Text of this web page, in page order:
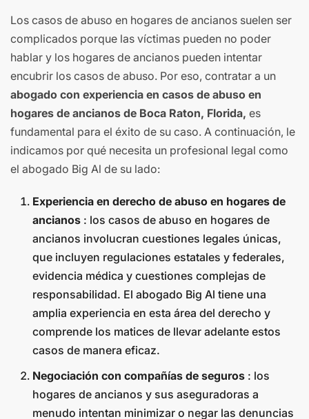
Los casos de abuso en hogares de ancianos suelen ser
complicados porque las víctimas pueden no poder
hablar y los hogares de ancianos pueden intentar
encubrir los casos de abuso. Por eso, contratar a un
abogado con experiencia en casos de abuso en
hogares de ancianos de Boca Raton, Florida, es
fundamental para el éxito de su caso. A continuación, le
indicamos por qué necesita un profesional legal como
el abogado Big Al de su lado:
Experiencia en derecho de abuso en hogares de
ancianos : los casos de abuso en hogares de
ancianos involucran cuestiones legales únicas,
que incluyen regulaciones estatales y federales,
evidencia médica y cuestiones complejas de
responsabilidad. El abogado Big Al tiene una
amplia experiencia en esta área del derecho y
comprende los matices de llevar adelante estos
casos de manera eficaz.
Negociación con compañías de seguros : los
hogares de ancianos y sus aseguradoras a
menudo intentan minimizar o negar las denuncias